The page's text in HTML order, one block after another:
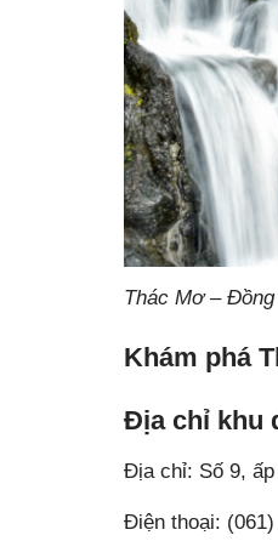
Thác Mơ –
Khám phá
Địa chỉ khu
Địa chỉ: Số 9,
Điện thoại: (061)